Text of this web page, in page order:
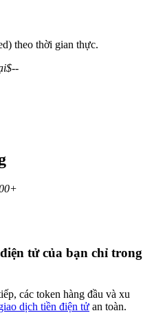
tài sản thế chấp
kim loại quý và hàng hóa
theo thời gian thực.
$--
tử của bạn chỉ trong
các token hàng đầu và xu
dịch tiền điện tử an toàn.